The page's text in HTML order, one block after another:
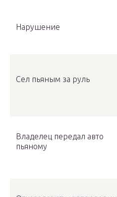
Нарушение
Сел пьяным за руль
Владелец передал авто
пьяному